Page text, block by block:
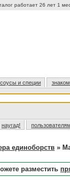
работает 26 лет 1
соусы и специи
наугад! пользователям
единоборств »
разместить